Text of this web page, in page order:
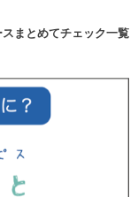
まとめてチェック一覧